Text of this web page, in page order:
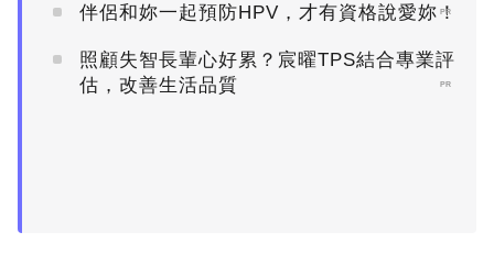
伴侶和妳一起預防HPV，才有資格說愛妳！
PR
照顧失智長輩心好累？宸曜TPS結合專業評
估，改善生活品質
PR